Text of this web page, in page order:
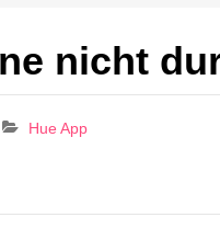
nicht
Hue App